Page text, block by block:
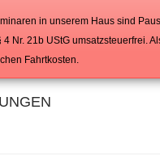
in unserem Haus sind
Nr. 21b UStG umsatzsteuerfrei.
Fahrtkosten.